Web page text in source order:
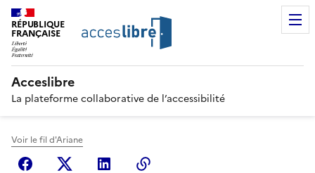
RÉPUBLIQUE
FRANÇAISE
Acceslibre
La plateforme collaborative de l’accessibilité
Voir le fil d'Ariane
FacebookX (anciennement Twitter)
Linkedin